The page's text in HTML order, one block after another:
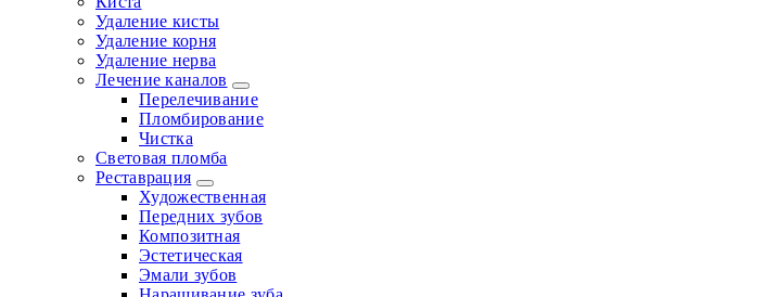
Удаление кисты
Удаление корня
Удаление нерва
Лечение каналов
Перелечивание
Пломбирование
Чистка
Световая пломба
Реставрация
Художественная
Передних зубов
Композитная
Эстетическая
Эмали зубов